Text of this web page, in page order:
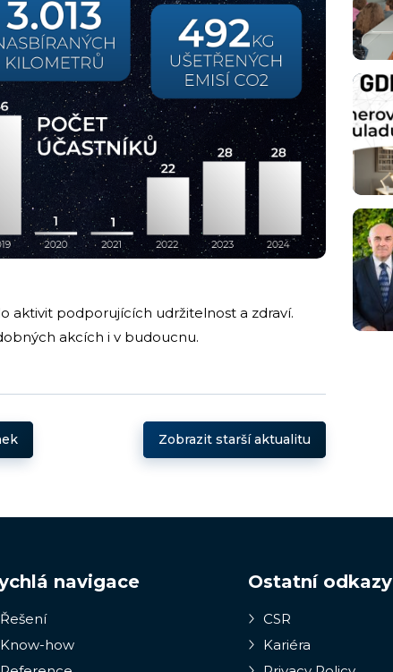
aktivit podporujících udržitelnost a zdraví.
akcích i v budoucnu.
Zobrazit starší aktualitu
navigace
Řešení
Know-how
Ostatní odkazy
CSR
Kariéra